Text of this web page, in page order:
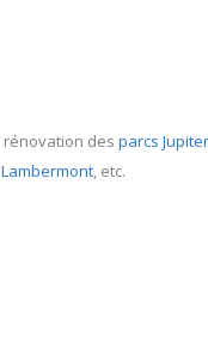
rénovation desparcs
, etc.